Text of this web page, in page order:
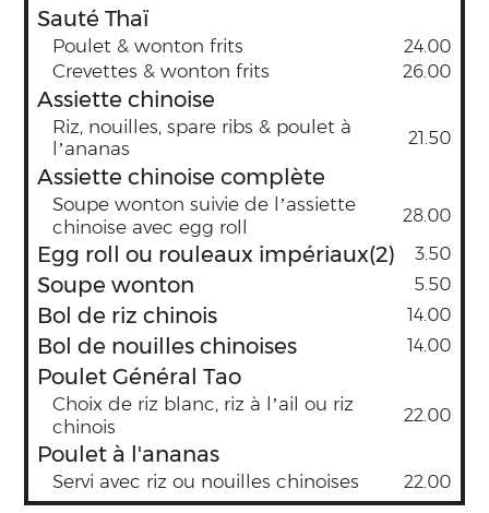
Sauté Thaï
Poulet & wonton frits 24.00
Crevettes & wonton frits 26.00
Assiette chinoise
Riz, nouilles, spare ribs & poulet à
l’ananas
21.50
Assiette chinoise complète
Soupe wonton suivie de l’assiette
chinoise avec egg roll
28.00
Egg roll ou rouleaux impériaux(2) 3.50
Soupe wonton 5.50
Bol de riz chinois 14.00
Bol de nouilles chinoises 14.00
Poulet Général Tao
Choix de riz blanc, riz à l’ail ou riz
chinois
22.00
Poulet à l'ananas
Servi avec riz ou nouilles chinoises 22.00